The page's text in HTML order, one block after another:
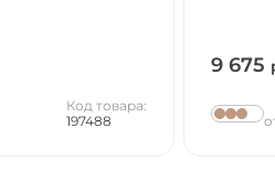
Код товара:
197488
9 675